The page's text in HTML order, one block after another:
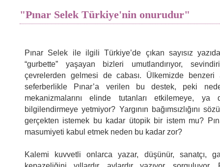
"Pınar Selek Türkiye'nin onurudur"
Pınar Selek ile ilgili Türkiye’de çıkan sayısız
“gurbette” yaşayan bizleri umutlandırıyor,
çevrelerden gelmesi de cabası. Ülkemizde
seferberlikle Pınar’a verilen bu destek, peki
mekanizmalarını elinde tutanları etkilemeye, ya
bilgilendirmeye yetmiyor? Yargının bağımsızlığını
gerçekten istemek bu kadar ütopik bir istem mu?
masumiyeti kabul etmek neden bu kadar zor?
Kalemi kuvvetli onlarca yazar, düşünür, sanatçı,